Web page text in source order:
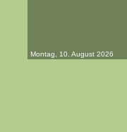
Montag, 10. August 2026